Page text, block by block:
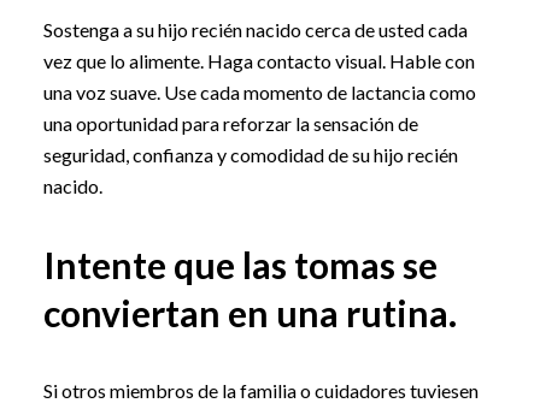
Sostenga a su hijo recién nacido cerca de usted cada
vez que lo alimente. Haga contacto visual. Hable con
una voz suave. Use cada momento de lactancia como
una oportunidad para reforzar la sensación de
seguridad, confianza y comodidad de su hijo recién
nacido.
Intente que las tomas se
conviertan en una rutina.
Si otros miembros de la familia o cuidadores tuviesen